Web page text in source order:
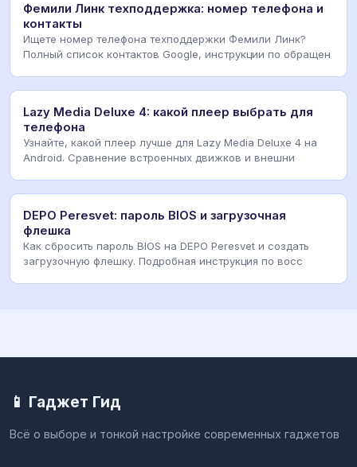
Фемили Линк техподдержка: номер телефона и
контакты
Ищете номер телефона техподдержки Фемили Линк?
Полный список контактов Google, инструкции по обращен
Lazy Media Deluxe 4: какой плеер выбрать для
телефона
Узнайте, какой плеер лучше для Lazy Media Deluxe 4 на
Android. Сравнение встроенных движков и внешни
DEPO Peresvet: пароль BIOS и загрузочная
флешка
Как сбросить пароль BIOS на DEPO Peresvet и создать
загрузочную флешку. Подробная инструкция по восс
📱 Гаджет Гид
Всё о выборе и тонкой настройке современных гаджетов